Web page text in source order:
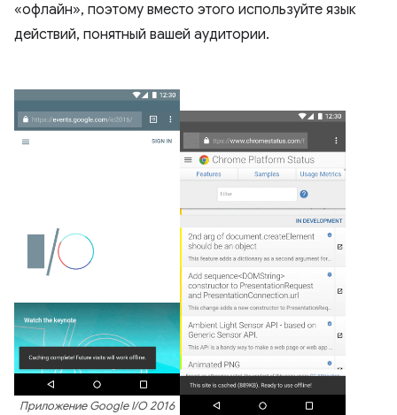
«офлайн», поэтому вместо этого используйте язык
действий, понятный вашей аудитории.
Приложение Google I/O 2016